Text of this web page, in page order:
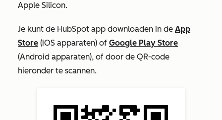
Apple Silicon.
Je kunt de HubSpot app downloaden in de App
Store (iOS apparaten) of Google Play Store
(Android apparaten), of door de QR-code
hieronder te scannen.